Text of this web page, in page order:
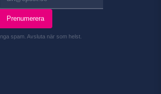
Prenumerera
Inga spam. Avsluta när som helst.